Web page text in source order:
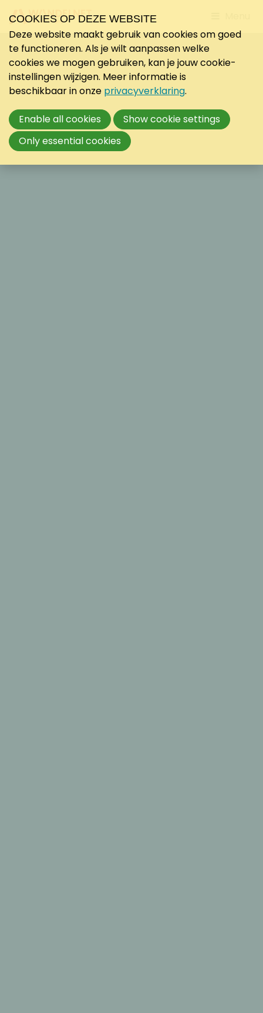
to
COOKIES OP DEZE WEBSITE
Deze website maakt gebruik van cookies om goed
te functioneren. Als je wilt aanpassen welke
cookies we mogen gebruiken, kan je jouw cookie-
instellingen wijzigen. Meer informatie is
beschikbaar in onze privacyverklaring.
Enable all cookies
Show cookie settings
Only essential cookies